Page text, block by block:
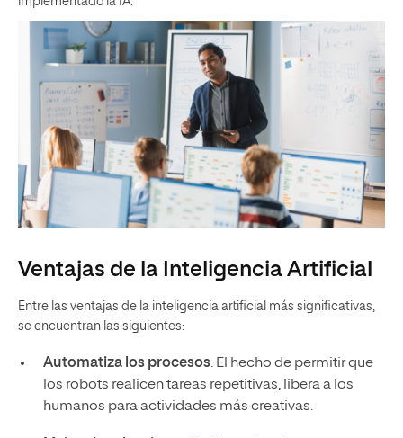
Ventajas de la Inteligencia Artificial
Entre las ventajas de la inteligencia artificial más significativas,
se encuentran las siguientes:
Automatiza los procesos. El hecho de permitir que
los robots realicen tareas repetitivas, libera a los
humanos para actividades más creativas.